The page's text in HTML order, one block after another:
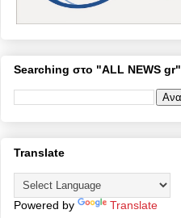
Searching στο "ALL NEWS gr"
Translate
Powered by Translate